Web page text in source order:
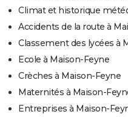
Climat et historique
Accidents de la route à
Classement des lycées à
Ecole à Maison-Feyne
Crèches à Maison-Feyne
Maternités à Maison-
Entreprises à Maison-